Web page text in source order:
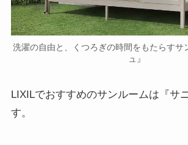
洗濯の自由と、くつろぎの時間をもたらすサ
ュ』
LIXILでおすすめのサンルームは『サ
す。